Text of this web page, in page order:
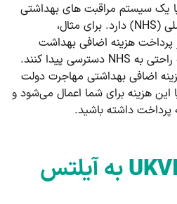
یک سیستم مراقبت های بهداشتی
قوی به نام خدمات سلامت ملی (NHS) دارد. برای مثال،
پرداخت هزینه اضافی بهداشت
بین‌المللی (IHS) می‌توانند به راحتی به NHS دسترسی پیدا کنند.
اضافی بهداشتی مهاجرت دولت
این هزینه برای شما اعمال می‌شود و
داشته باشید.
UKVIبه آیلتس